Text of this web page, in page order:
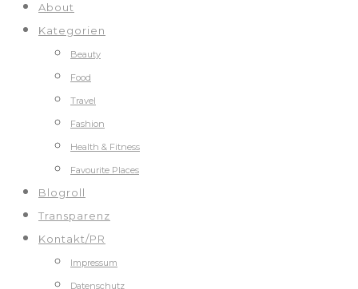
About
Kategorien
Beauty
Food
Travel
Fashion
Health & Fitness
Favourite Places
Blogroll
Transparenz
Kontakt/PR
Impressum
Datenschutz